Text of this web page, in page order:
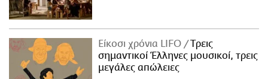
Είκοσι χρόνια LIFO
Tρεις
σημαντικοί Έλληνες μουσικοί, τρεις
μεγάλες απώλειες